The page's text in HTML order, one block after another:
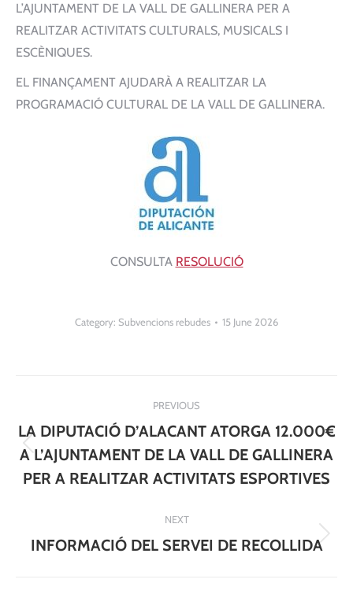
L’AJUNTAMENT DE LA VALL DE GALLINERA PER A
REALITZAR ACTIVITATS CULTURALS, MUSICALS I
ESCÈNIQUES.
EL FINANÇAMENT AJUDARÀ A REALITZAR LA
PROGRAMACIÓ CULTURAL DE LA VALL DE GALLINERA.
CONSULTA RESOLUCIÓ
Category: Subvencions rebudes 15 June 2026
navigation
PREVIOUS
Previous
post:
LA DIPUTACIÓ D’ALACANT ATORGA 12.000€
A L’AJUNTAMENT DE LA VALL DE GALLINERA
PER A REALITZAR ACTIVITATS ESPORTIVES
NEXT
Next
INFORMACIÓ DEL SERVEI DE RECOLLIDA